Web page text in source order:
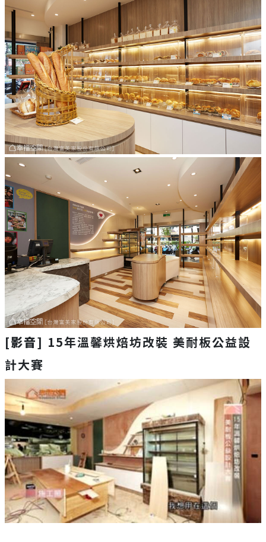
[影音] 15年溫馨烘焙坊改裝 美耐板公益設
計大賽